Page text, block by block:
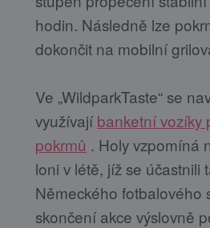
hodin. Následně lze
dokončit na mobilní
Ve „WildparkTaste“ se
využívajíbanketní vozíky
pokrmů . Holy vzpomíná
loni v létě, jíž se účastnili
Německého fotbalového
skončení akce výslovně